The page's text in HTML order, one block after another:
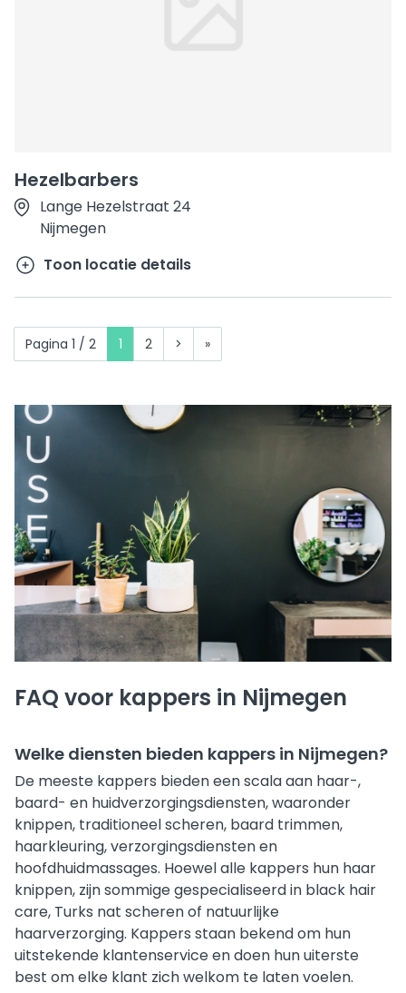
Hezelbarbers
Lange Hezelstraat 24
Nijmegen
Toon locatie details
Pagina 1 / 2 1 2 > »
FAQ voor kappers in Nijmegen
Welke diensten bieden kappers in Nijmegen?
De meeste kappers bieden een scala aan haar-,
baard- en huidverzorgingsdiensten, waaronder
knippen, traditioneel scheren, baard trimmen,
haarkleuring, verzorgingsdiensten en
hoofdhuidmassages. Hoewel alle kappers hun haar
knippen, zijn sommige gespecialiseerd in black hair
care, Turks nat scheren of natuurlijke
haarverzorging. Kappers staan bekend om hun
uitstekende klantenservice en doen hun uiterste
best om elke klant zich welkom te laten voelen.